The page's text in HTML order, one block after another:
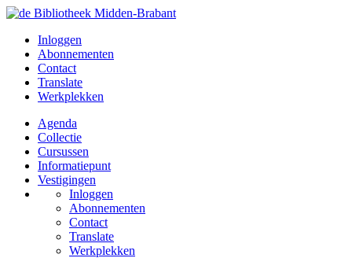
Inloggen
Abonnementen
Contact
Translate
Werkplekken
Agenda
Collectie
Cursussen
Informatiepunt
Vestigingen
Inloggen
Abonnementen
Contact
Translate
Werkplekken